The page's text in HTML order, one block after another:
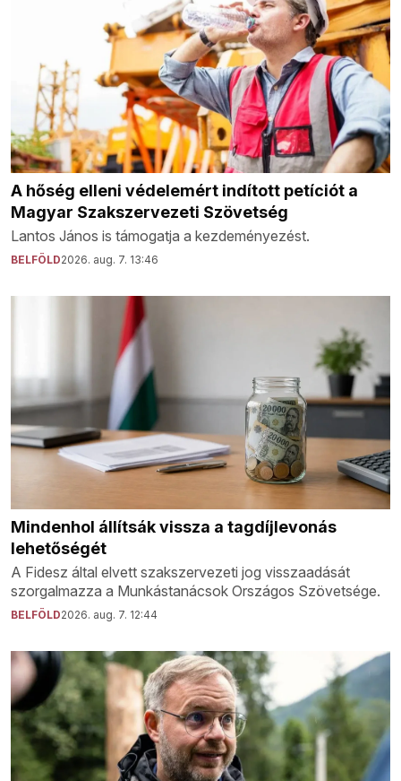
A hőség elleni védelemért indított petíciót a
Magyar Szakszervezeti Szövetség
Lantos János is támogatja a kezdeményezést.
BELFÖLD2026. aug. 7. 13:46
Mindenhol állítsák vissza a tagdíjlevonás
lehetőségét
A Fidesz által elvett szakszervezeti jog visszaadását
szorgalmazza a Munkástanácsok Országos Szövetsége.
BELFÖLD2026. aug. 7. 12:44